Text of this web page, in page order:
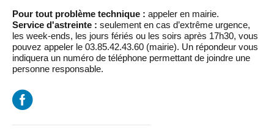
Pour tout problème technique : appeler en mairie.
Service d'astreinte : seulement en cas d’extrême urgence,
les week-ends, les jours fériés ou les soirs après 17h30, vous
pouvez appeler le 03.85.42.43.60 (mairie). Un répondeur vous
indiquera un numéro de téléphone permettant de joindre une
personne responsable.